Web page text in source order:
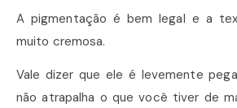
A pigmentação é bem legal e a
muito cremosa.
Vale dizer que ele é levemente
não atrapalha o que você tiver de